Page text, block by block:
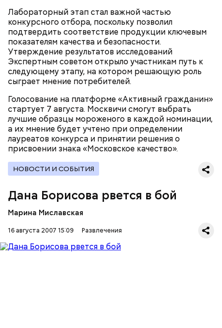
Лабораторный этап стал важной частью
конкурсного отбора, поскольку позволил
подтвердить соответствие продукции ключевым
показателям качества и безопасности.
Утверждение результатов исследований
Экспертным советом открыло участникам путь к
следующему этапу, на котором решающую роль
сыграет мнение потребителей.
Голосование на платформе «Активный гражданин»
стартует 7 августа. Москвичи смогут выбрать
лучшие образцы мороженого в каждой номинации,
а их мнение будет учтено при определении
лауреатов конкурса и принятии решения о
присвоении знака «Московское качество».
НОВОСТИ И СОБЫТИЯ
Дана Борисова рвется в бой
Марина Миславская
16 августа 2007 15:09 Развлечения